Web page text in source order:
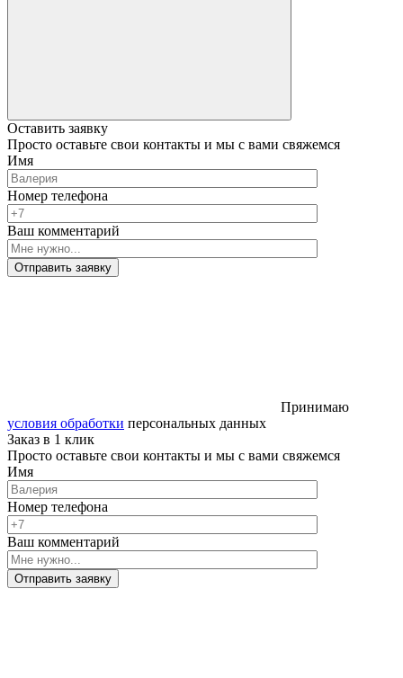
Оставить заявку
Просто оставьте свои контакты и мы с вами свяжемся
Имя
Номер телефона
Ваш комментарий
Отправить заявку
Принимаю
условия обработки персональных данных
Заказ в 1 клик
Просто оставьте свои контакты и мы с вами свяжемся
Имя
Номер телефона
Ваш комментарий
Отправить заявку